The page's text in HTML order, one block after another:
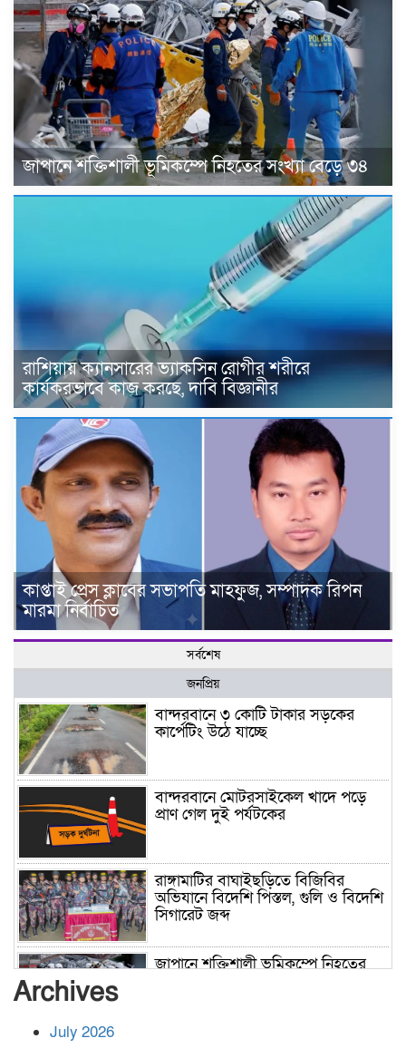
জাপানে শক্তিশালী ভূমিকম্পে নিহতের সংখ্যা বেড়ে ৩৪
রাশিয়ায় ক্যানসারের ভ্যাকসিন রোগীর শরীরে
কার্যকরভাবে কাজ করছে, দাবি বিজ্ঞানীর
কাপ্তাই প্রেস ক্লাবের সভাপতি মাহফুজ, সম্পাদক রিপন
মারমা নির্বাচিত
সর্বশেষ
জনপ্রিয়
বান্দরবানে ৩ কোটি টাকার সড়কের
কার্পেটিং উঠে যাচ্ছে
বান্দরবানে মোটরসাইকেল খাদে পড়ে
প্রাণ গেল দুই পর্যটকের
রাঙ্গামাটির বাঘাইছড়িতে বিজিবির
অভিযানে বিদেশি পিস্তল, গুলি ও বিদেশি
সিগারেট জব্দ
জাপানে শক্তিশালী ভূমিকম্পে নিহতের
Archives
July 2026